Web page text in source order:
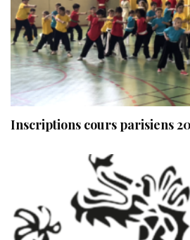
Inscriptions cours parisiens